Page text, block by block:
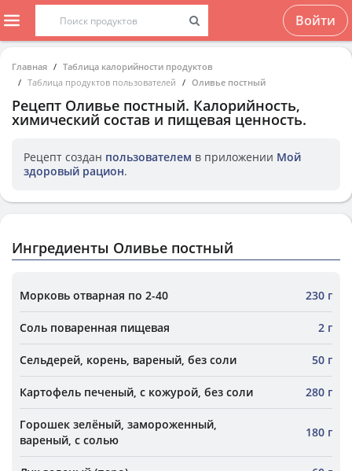
Войти
Главная
Таблица калорийности продуктов
Таблица продуктов пользователей
Оливье постный
Рецепт Оливье постный. Калорийность,
химический состав и пищевая ценность.
Рецепт создан пользователем в приложении Мой
здоровый рацион.
Ингредиенты Оливье постный
Морковь отварная по 2-40 230 г
Соль поваренная пищевая 2 г
Сельдерей, корень, вареный, без соли 50 г
Картофель печеный, с кожурой, без соли 280 г
Горошек зелёный, замороженный,
вареный, с солью
180 г